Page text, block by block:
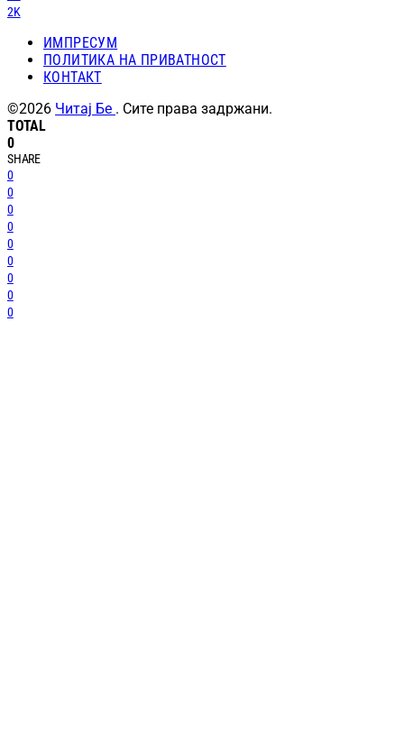
2K
ИМПРЕСУМ
ПОЛИТИКА НА ПРИВАТНОСТ
КОНТАКТ
©2026 Читај Бе . Сите права задржани.
TOTAL
0
SHARE
0
0
0
0
0
0
0
0
0